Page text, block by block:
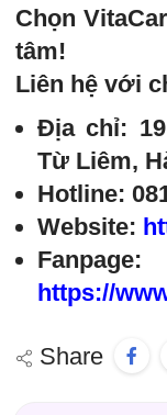
Chọn
tâm!
Liên hệ với
Địa chỉ:
Từ Liêm,
Hotline:
Website:
Fanpage:
https://
Share